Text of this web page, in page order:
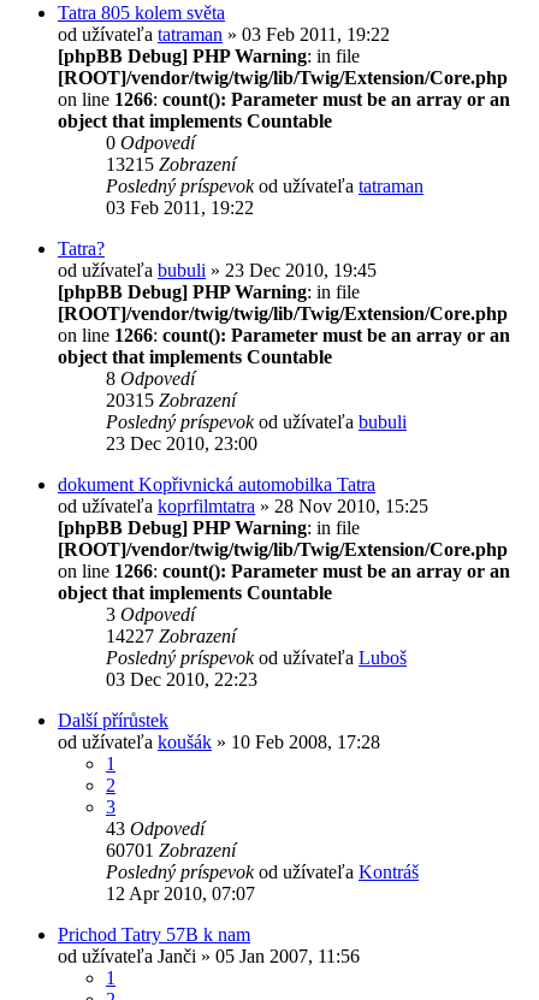
Tatra 805 kolem světa
od užívateľa tatraman » 03 Feb 2011, 19:22
[phpBB Debug] PHP Warning: in file
[ROOT]/vendor/twig/twig/lib/Twig/Extension/Core.php
on line 1266: count(): Parameter must be an array or an
object that implements Countable
0 Odpovedí
13215 Zobrazení
Posledný príspevokod užívateľa tatraman
03 Feb 2011, 19:22
Tatra?
od užívateľa bubuli » 23 Dec 2010, 19:45
[phpBB Debug] PHP Warning: in file
[ROOT]/vendor/twig/twig/lib/Twig/Extension/Core.php
on line 1266: count(): Parameter must be an array or an
object that implements Countable
8 Odpovedí
20315 Zobrazení
Posledný príspevokod užívateľa bubuli
23 Dec 2010, 23:00
dokument Kopřivnická automobilka Tatra
od užívateľa koprfilmtatra » 28 Nov 2010, 15:25
[phpBB Debug] PHP Warning: in file
[ROOT]/vendor/twig/twig/lib/Twig/Extension/Core.php
on line 1266: count(): Parameter must be an array or an
object that implements Countable
3 Odpovedí
14227 Zobrazení
Posledný príspevokod užívateľa Luboš
03 Dec 2010, 22:23
Další přírůstek
od užívateľa koušák » 10 Feb 2008, 17:28
1
2
3
43 Odpovedí
60701 Zobrazení
Posledný príspevokod užívateľa Kontráš
12 Apr 2010, 07:07
Prichod Tatry 57B k nam
od užívateľa Janči » 05 Jan 2007, 11:56
1